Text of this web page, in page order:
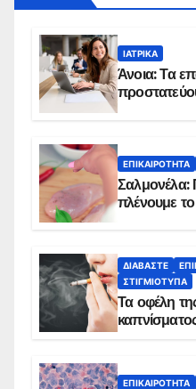
ΙΑΤΡΙΚΆ
Άνοια: Τα
ΕΠΙΚΑΙΡΌΤΗΤΑ
Σαλμονέλα:
πλένουμε
ΔΙΑΒΆΣΤΕ
ΣΤΙΓΜΙΌΤΥΠΑ
Τα οφέλη
ΕΠΙΚΑΙΡΌΤΗΤΑ